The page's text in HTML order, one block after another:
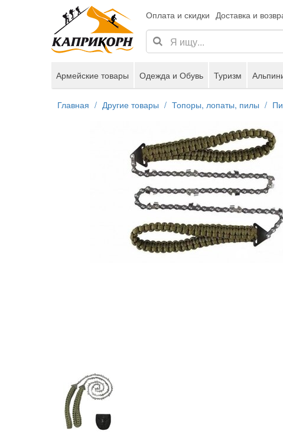
Оплата и скидки Доставка и
Армейские товары Одежда и Обувь Туризм
Главная Другие товары Топоры, лопаты, пилы